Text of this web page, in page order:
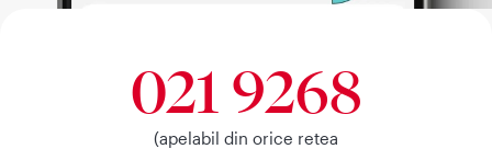
021 9268
(apelabil din orice retea